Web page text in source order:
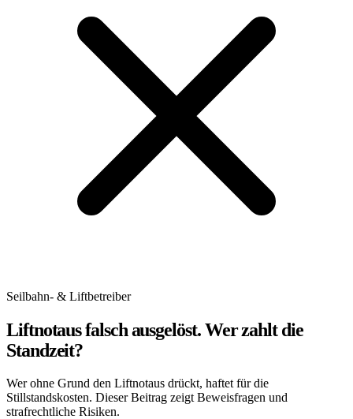
Seilbahn- & Liftbetreiber
Liftnotaus falsch ausgelöst. Wer zahlt die
Standzeit?
Wer ohne Grund den Liftnotaus drückt, haftet für die
Stillstandskosten. Dieser Beitrag zeigt Beweisfragen und
strafrechtliche Risiken.